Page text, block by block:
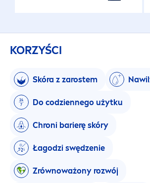
KORZYŚCI
Skóra z zarostem
Do codziennego użytku
Chroni barierę skóry
Łagodzi swędzenie
Zrównoważony rozwój